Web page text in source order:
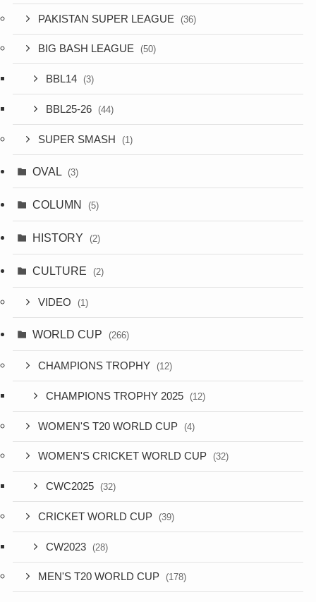
PAKISTAN SUPER LEAGUE (36)
BIG BASH LEAGUE (50)
BBL14 (3)
BBL25-26 (44)
SUPER SMASH (1)
OVAL (3)
COLUMN (5)
HISTORY (2)
CULTURE (2)
VIDEO (1)
WORLD CUP (266)
CHAMPIONS TROPHY (12)
CHAMPIONS TROPHY 2025 (12)
WOMEN'S T20 WORLD CUP (4)
WOMEN'S CRICKET WORLD CUP (32)
CWC2025 (32)
CRICKET WORLD CUP (39)
CW2023 (28)
MEN'S T20 WORLD CUP (178)